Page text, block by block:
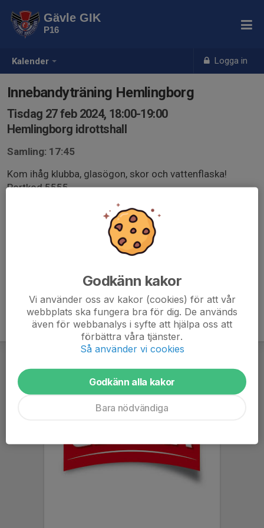
Kalender Logga in
Gävle GIK
P16
Innebandyträning Hemlingborg
Tisdag 27 feb 2024, 18:00-19:00
Hemlingborg idrottshall
Samling: 17:45
Kom ihåg klubba, glasögon, skor och vattenflaska!
Portkod 5555.
Godkänn kakor
Vi använder oss av kakor (cookies) för att vår
webbplats ska fungera bra för dig. De används
även för webbanalys i syfte att hjälpa oss att
förbättra våra tjänster.
Så använder vi cookies
Godkänn alla kakor
Bara nödvändiga